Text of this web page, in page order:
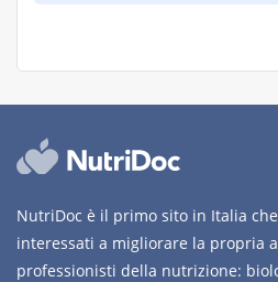
NutriDoc è il primo sito in Italia
interessati a migliorare la propria
professionisti della nutrizione: